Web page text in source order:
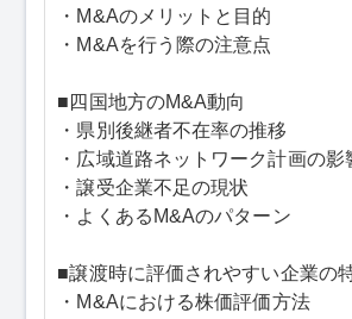
・M&Aのメリットと目的
・M&Aを行う際の注意点
■四国地方のM&A動向
・県別後継者不在率の推移
・広域道路ネットワーク計画の影
・譲受企業不足の現状
・よくあるM&Aのパターン
■譲渡時に評価されやすい企業の
・M&Aにおける株価評価方法